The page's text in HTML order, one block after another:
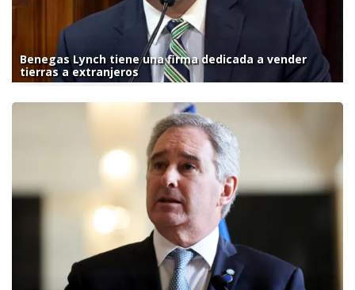
Benegas Lynch tiene una firma dedicada a vender
tierras a extranjeros